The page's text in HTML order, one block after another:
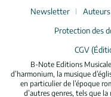
Newsletter
Protection des
CGV
B-Note Editions
d’harmonium, la musique
en particulier de l’époque
d’autres genres, tels que